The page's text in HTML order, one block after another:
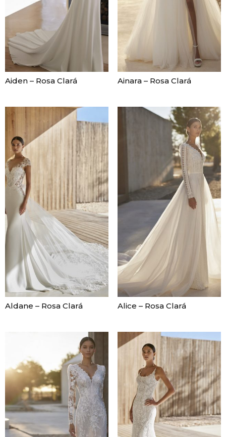
Aiden – Rosa Clará Ainara – Rosa Clará
Aldane – Rosa Clará Alice – Rosa Clará